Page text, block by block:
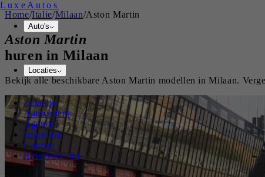
Luxe Autos
Auto's
Locaties
Zakelijk
Aanbieders
Agenda
Inspiratie
Contact
Reserveer Nu
Home/Italie/Milaan/Aston Martin
Aston Martin
huren in Milaan
Bekijk alle beschikbare Aston Martin modellen inMilaan.